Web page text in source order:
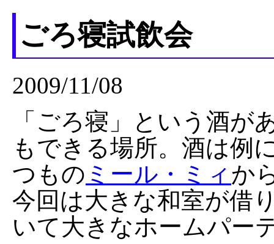
ごろ寝試飲会
2009/11/08
「ごろ寝」という酒が
もできる場所。酒は例
つもの ミール・ミィ か
今回は大きな和室が借
いて大きなホームパー